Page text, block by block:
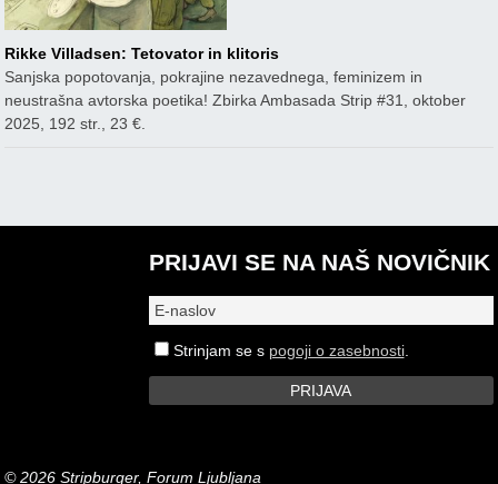
Rikke Villadsen: Tetovator in klitoris
Sanjska popotovanja, pokrajine nezavednega, feminizem in
neustrašna avtorska poetika! Zbirka Ambasada Strip #31, oktober
2025, 192 str., 23 €.
PRIJAVI SE NA NAŠ NOVIČNIK
Strinjam se s pogoji o zasebnosti.
© 2026 Stripburger, Forum Ljubljana